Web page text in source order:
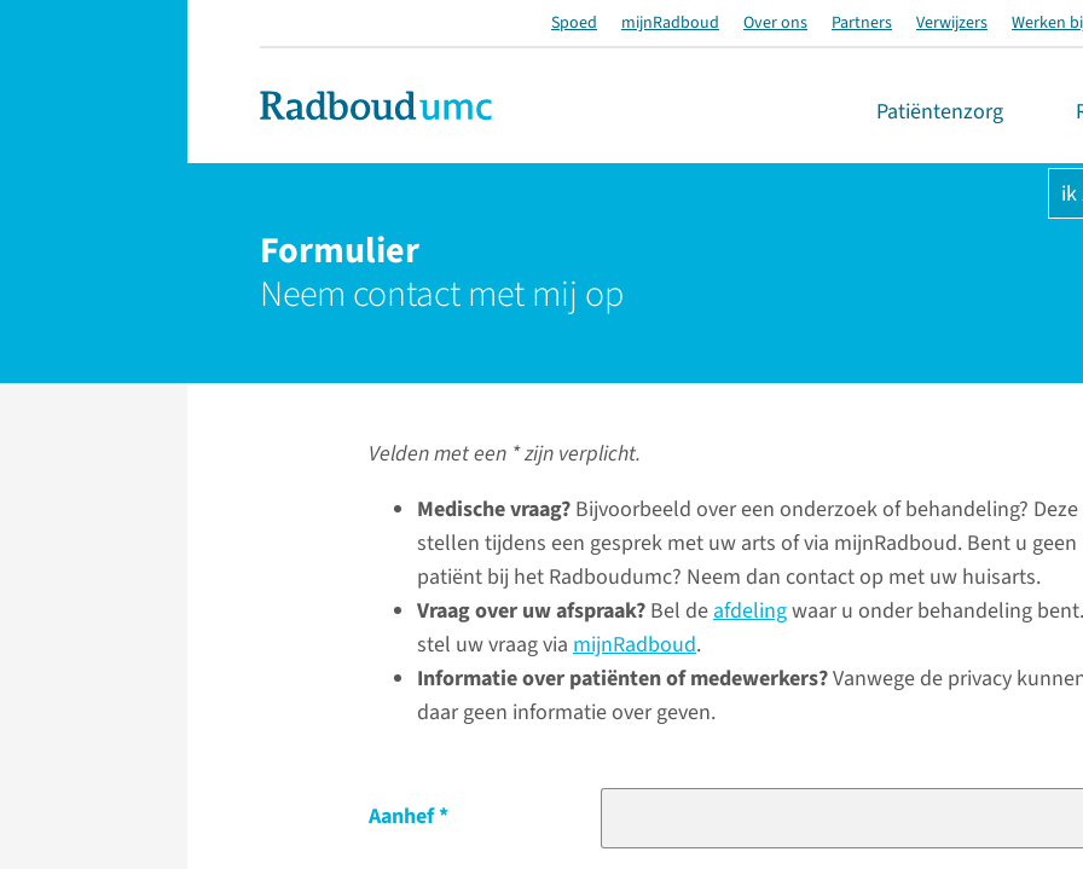
Spoed mijnRadboud Over ons Partners Verwijzers Werken
Patiëntenzorg
ik
Formulier
Neem contact met mij op
Velden met een * zijn verplicht.
Medische vraag? Bijvoorbeeld over een onderzoek of behandeling?
stellen tijdens een gesprek met uw arts of via mijnRadboud. Bent u geen
patiënt bij het Radboudumc? Neem dan contact op met uw huisarts.
Vraag over uw afspraak? Bel deafdelingwaar u onder behandeling
stel uw vraag via mijnRadboud.
Informatie over patiënten of medewerkers?Vanwege de privacy
daar geen informatie over geven.
Aanhef